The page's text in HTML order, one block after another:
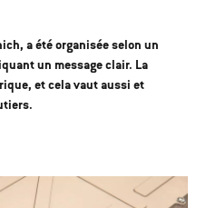
a été organisée selon un
un message clair. La
et cela vaut aussi et